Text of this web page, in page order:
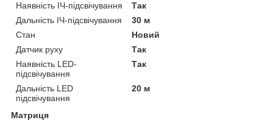
Наявність ІЧ-підсвічування
Так
Дальність ІЧ-підсвічування
30 м
Стан
Новий
Датчик руху
Так
Наявність LED-
підсвічування
Так
Дальність LED
підсвічування
20 м
Матриця